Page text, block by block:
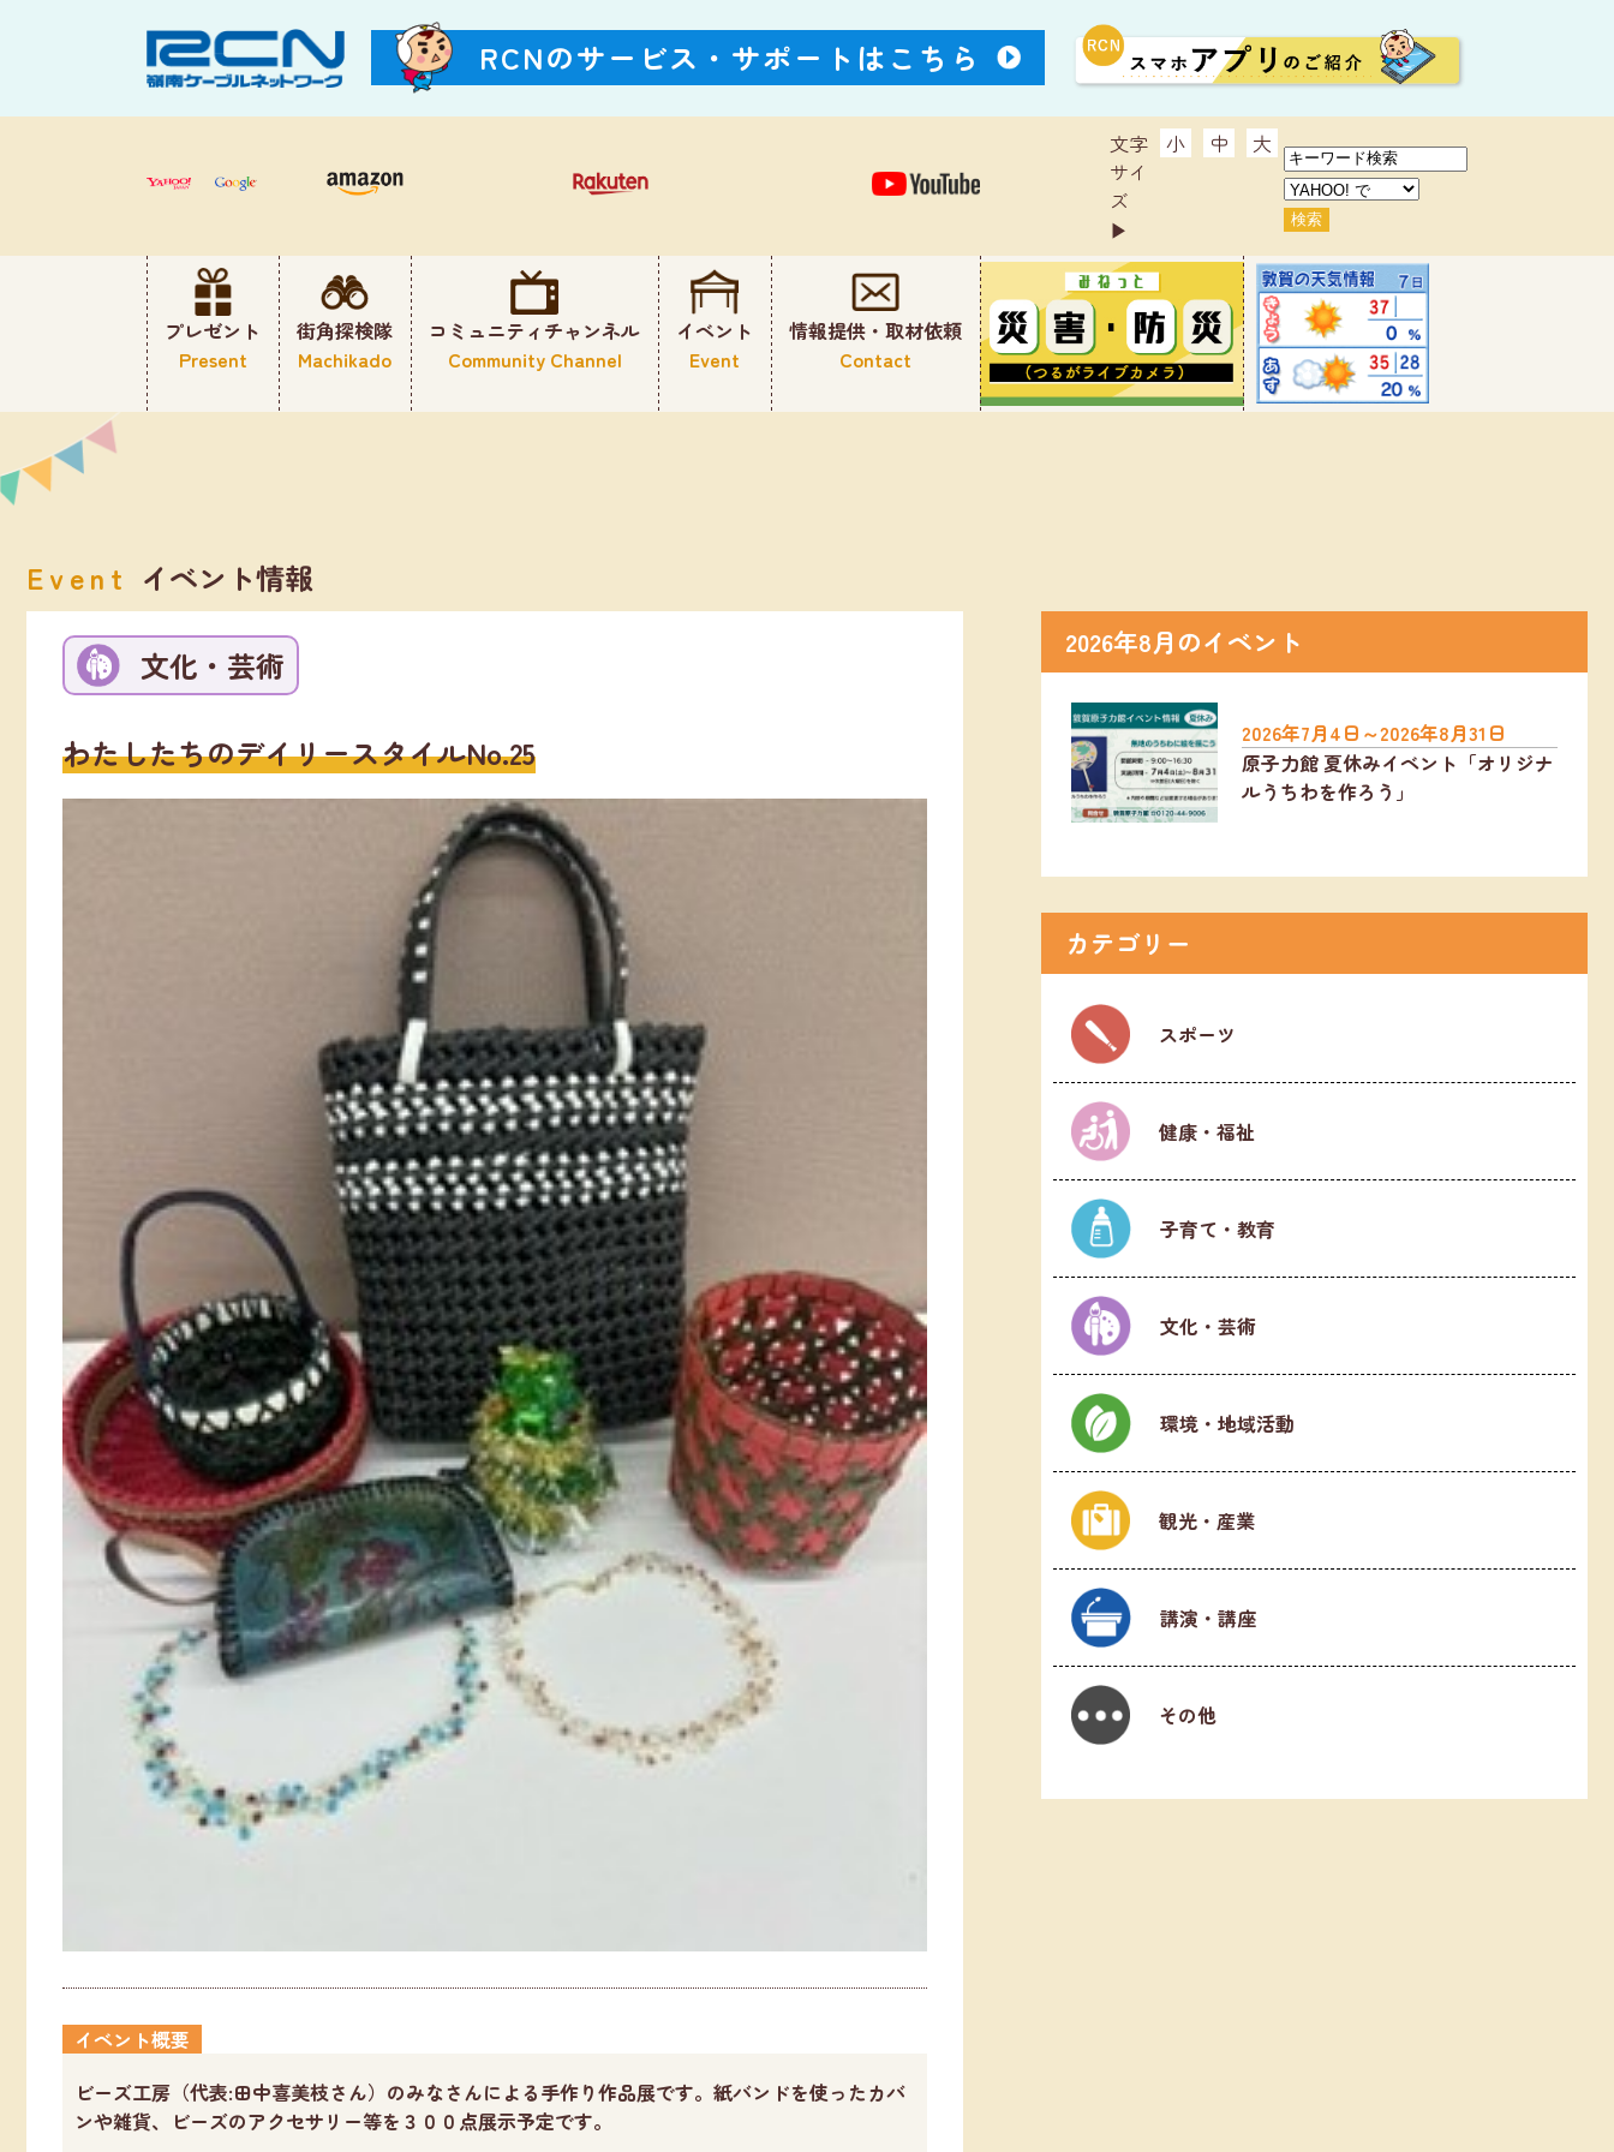
RCNのサービス・ サポートはこちら
文字
サイ
ズ
▶︎
小 中 大
プレゼント
Present
街角探検隊
Machikado
コミュニティチャンネル
Community Channel
イベント
Event
情報提供・取材依頼
Contact
Event イベント情報
文化・芸術
わたしたちのデイリースタイルNo.25
イベント概要
ビーズ工房（代表:田中喜美枝さん）のみなさんによる手作り作品展です。紙バンドを使ったカバ
ンや雑貨、ビーズのアクセサリー等を３００点展示予定です。
2026年8月のイベント
2026年7月4日～2026年8月31日
原子力館 夏休みイベント「オリジナ
ルうちわを作ろう」
カテゴリー
スポーツ
健康・福祉
子育て・教育
文化・芸術
環境・地域活動
観光・産業
講演・講座
その他